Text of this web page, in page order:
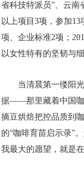
省科技特派员”、云南
以上项目3项，参加
项、企业标准2项；
以女性特有的坚韧与
当清晨第一缕阳
据——那里藏着中国咖
摘豆烘焙把控品质到
的“咖啡育苗启示录”
我最大的愿望，就是